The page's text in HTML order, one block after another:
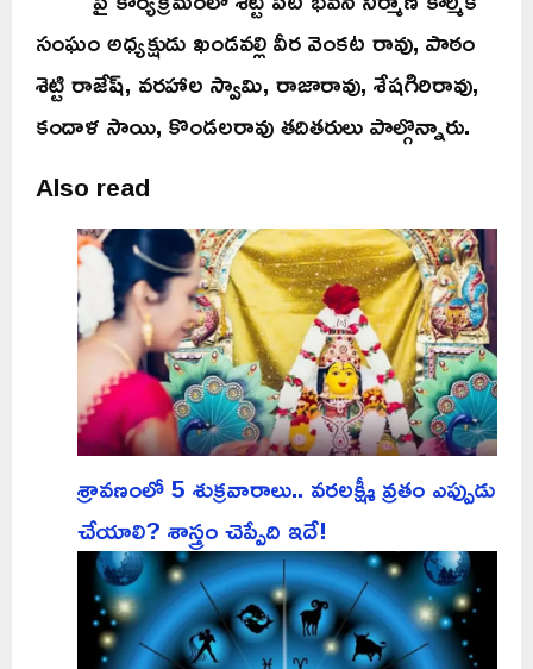
సంఘం అధ్యక్షుడు ఖండవల్లి వీర వెంకట రావు, పాఠం
శెట్టి రాజేష్, వరహాల స్వామి, రాజారావు, శేషగిరిరావు,
కందాళ సాయి, కొండలరావు తదితరులు పాల్గొన్నారు.
Also read
శ్రావణంలో 5 శుక్రవారాలు.. వరలక్ష్మీ వ్రతం ఎప్పుడు
చేయాలి? శాస్త్రం చెప్పేది ఇదే!